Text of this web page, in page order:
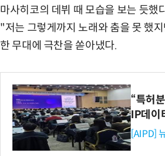
마사히코의 데뷔 때 모습을 보는 듯
"저는 그렇게까지 노래와 춤을 못 했
한 무대에 극찬을 쏟아냈다.
“특허
IP데이
[AIPD]